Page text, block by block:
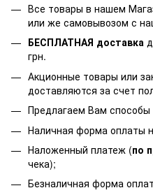
Все товары в нашем
или же самовывозом с
БЕСПЛАТНАЯ доставка
грн.
Акционные товары или
доставляются за счет
Предлагаем Вам способы
Наличная форма оплаты
Наложенный платеж (по
чека);
Безналичная форма